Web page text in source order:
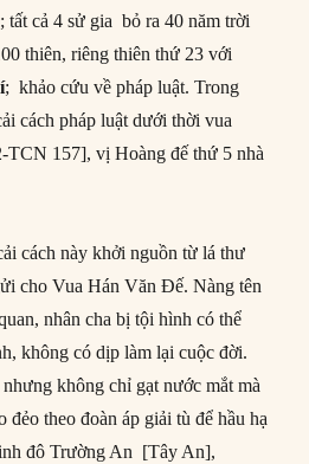
tất cả 4 sử gia bỏ ra 40 năm trời
thiên, riêng thiên thứ 23 với
; khảo cứu về pháp luật. Trong
cách pháp luật dưới thời vua
157], vị Hoàng đế thứ 5 nhà
cách này khởi nguồn từ lá thư
cho Vua Hán Văn Đế. Nàng tên
nhân cha bị tội hình có thể
không có dịp làm lại cuộc đời.
không chỉ gạt nước mắt mà
đẻo theo đoàn áp giải tù để hầu hạ
đô Trường An [Tây An],